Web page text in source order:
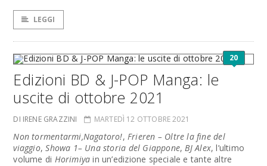
LEGGI
20
Edizioni BD & J-POP Manga: le
uscite di ottobre 2021
DI IRENE GRAZZINI MARTEDÌ 12 OTTOBRE 2021
Non tormentarmi,Nagatoro!,Frieren – Oltre la fine del
viaggio,Showa 1– Una storia del Giappone,BJ Alex, l’ultimo
volume di Horimiya in un’edizione speciale e tante altre